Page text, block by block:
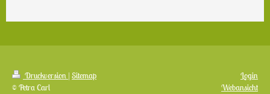
Druckversion | Sitemap
© Petra Carl
Login
Webansicht